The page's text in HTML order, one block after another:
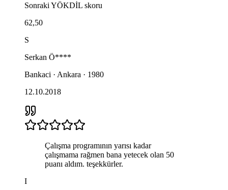
Sonraki YÖKDİL skoru
62,50
S
Serkan Ö****
Bankaci · Ankara · 1980
12.10.2018
Çalışma programının yarısı kadar
çalışmama rağmen bana yetecek olan 50
puanı aldım. teşekkürler.
I